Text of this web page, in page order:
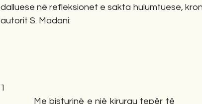
dalluese në refleksionet e sakta hulumtuese,
autorit S. Madani:
1